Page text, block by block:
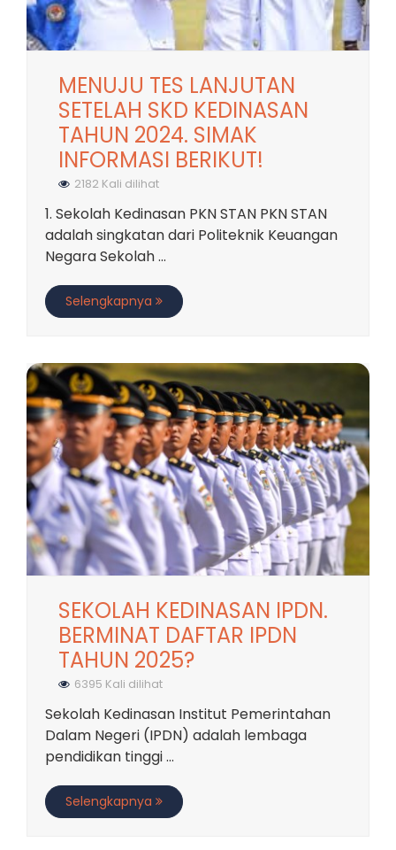
MENUJU TES LANJUTAN
SETELAH SKD KEDINASAN
TAHUN 2024. SIMAK
INFORMASI BERIKUT!
2182 Kali dilihat
1. Sekolah Kedinasan PKN STAN PKN STAN
adalah singkatan dari Politeknik Keuangan
Negara Sekolah ...
Selengkapnya
SEKOLAH KEDINASAN IPDN.
BERMINAT DAFTAR IPDN
TAHUN 2025?
6395 Kali dilihat
Sekolah Kedinasan Institut Pemerintahan
Dalam Negeri (IPDN) adalah lembaga
pendidikan tinggi ...
Selengkapnya